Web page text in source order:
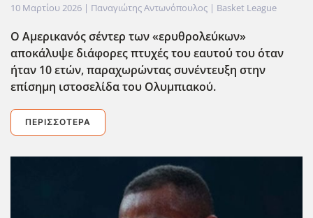
10 Μαρτίου 2026 | Παναγιώτης Αντωνόπουλος | Basket League
Ο Αμερικανός σέντερ των «ερυθρολεύκων»
αποκάλυψε διάφορες πτυχές του εαυτού του όταν
ήταν 10 ετών, παραχωρώντας συνέντευξη στην
επίσημη ιστοσελίδα του Ολυμπιακού.
ΠΕΡΙΣΣΌΤΕΡΑ